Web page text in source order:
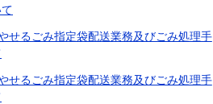
せるごみ指定袋配送業務及びごみ処理手
せるごみ指定袋配送業務及びごみ処理手